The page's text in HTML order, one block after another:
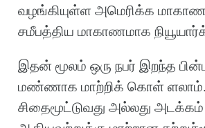
வழங்கியுள்ள அமெரிக்க
சமீபத்திய மாகாணமாக
இதன் மூலம் ஒரு நபர் இறந்த
மண்ணாக மாற்றிக் கொள்
சிதைமூட்டுவது அல்லது